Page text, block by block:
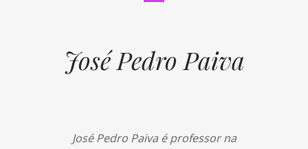
José Pedro Paiva
José Pedro Paiva é professor na